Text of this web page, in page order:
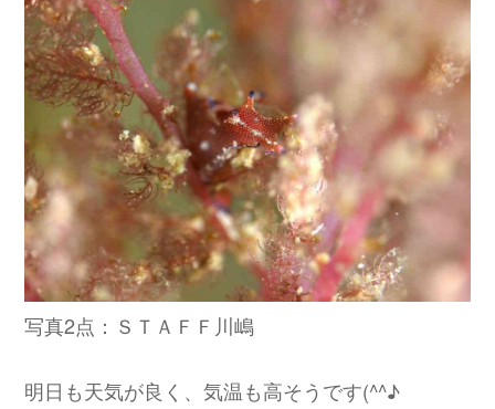
写真2点：ＳＴＡＦＦ川嶋
明日も天気が良く、気温も高そうです(^^♪